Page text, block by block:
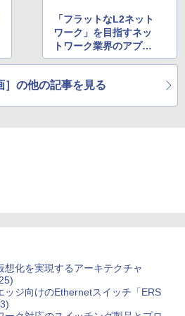
「フラットなL2ネット
ワーク」を目指すネッ
トワーク業界のアプロ
ーチ【第二回・ブロケ
］の他の記事を見る
化を実現するアーキテクチャ
ッジ向けのEthernetスイッチ「ERS